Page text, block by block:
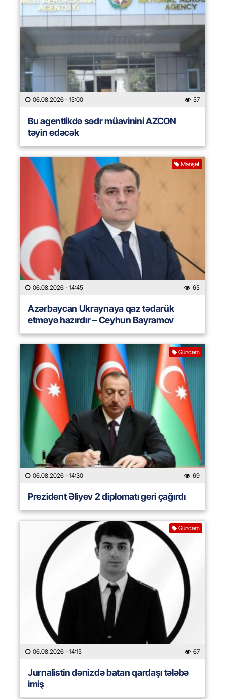
06.08.2026 - 15:00 57
Bu agentlikdə sədr müavinini AZCON
təyin edəcək
Manşet
06.08.2026 - 14:45 65
Azərbaycan Ukraynaya qaz tədarük
etməyə hazırdır – Ceyhun Bayramov
Gündəm
06.08.2026 - 14:30 69
Prezident Əliyev 2 diplomatı geri çağırdı
Gündəm
06.08.2026 - 14:15 67
Jurnalistin dənizdə batan qardaşı tələbə
imiş